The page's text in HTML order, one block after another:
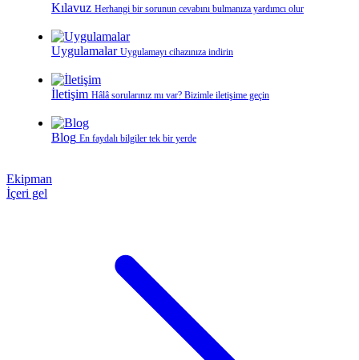
Kılavuz Herhangi bir sorunun cevabını bulmanıza yardımcı olur
Uygulamalar Uygulamayı cihazınıza indirin
İletişim Hâlâ sorularınız mı var? Bizimle iletişime geçin
Blog En faydalı bilgiler tek bir yerde
Ekipman
İçeri gel